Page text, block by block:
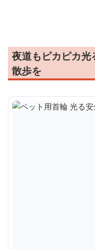
夜道もピカピカ
散歩を